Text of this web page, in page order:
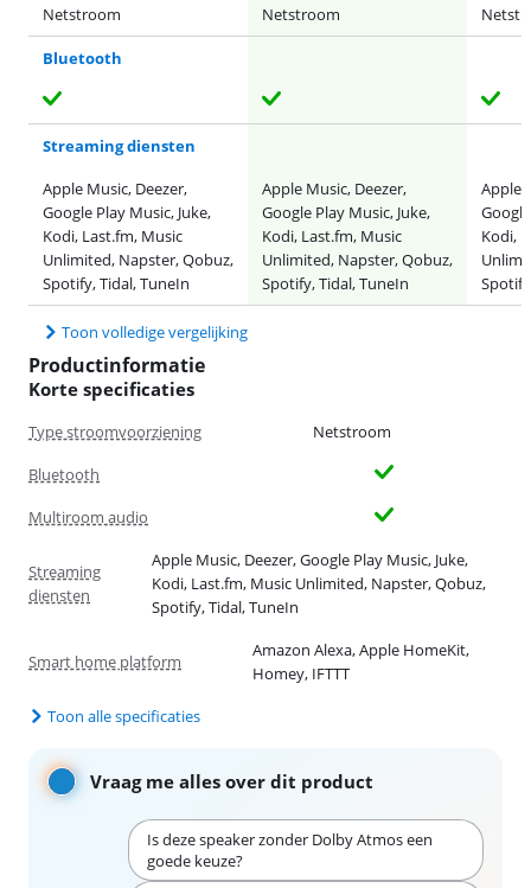
Netstroom
Netstroom
Bluetooth
Streaming diensten
Apple Music, Deezer,
Google Play Music, Juke,
Kodi, Last.fm, Music
Unlimited, Napster, Qobuz,
Spotify, Tidal, TuneIn
Apple Music, Deezer,
Google Play Music, Juke,
Kodi, Last.fm, Music
Unlimited, Napster, Qobuz,
Spotify, Tidal, TuneIn
Apple
Kodi,
Toon volledige vergelijking
Productinformatie
Korte specificaties
Type stroomvoorziening
Netstroom
Bluetooth
Multiroom audio
Streaming
diensten
Apple Music, Deezer, Google Play Music, Juke,
Kodi, Last.fm, Music Unlimited, Napster, Qobuz,
Spotify, Tidal, TuneIn
Smart home platform
Amazon Alexa, Apple HomeKit,
Homey, IFTTT
Toon alle specificaties
Vraag me alles over dit product
Is deze speaker zonder Dolby Atmos een
goede keuze?